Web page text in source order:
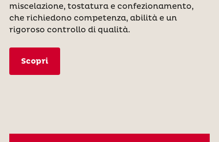
miscelazione, tostatura e confezionamento,
che richiedono competenza, abilità e un
rigoroso controllo di qualità.
Scopri